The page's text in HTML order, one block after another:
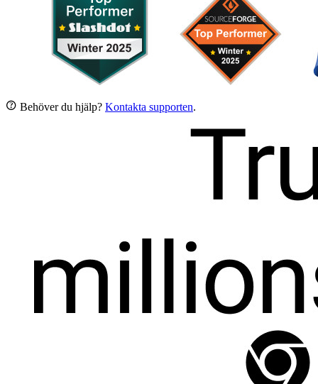
 Behöver du hjälp? Kontakta supporten.